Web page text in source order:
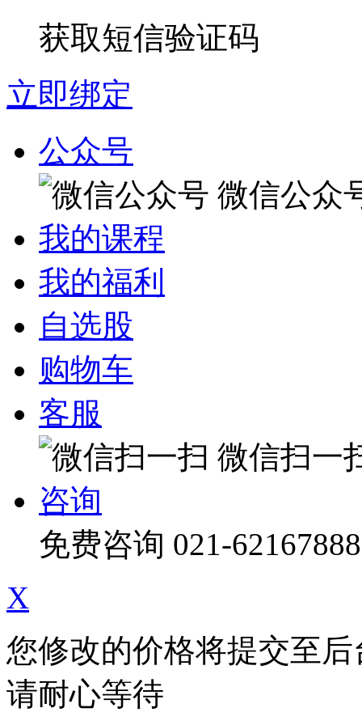
获取短信验证码
立即绑定
公众号
微信公众
我的课程
我的福利
自选股
购物车
客服
微信扫一
咨询
免费咨询 021-62167888
X
您修改的价格将提交至
请耐心等待